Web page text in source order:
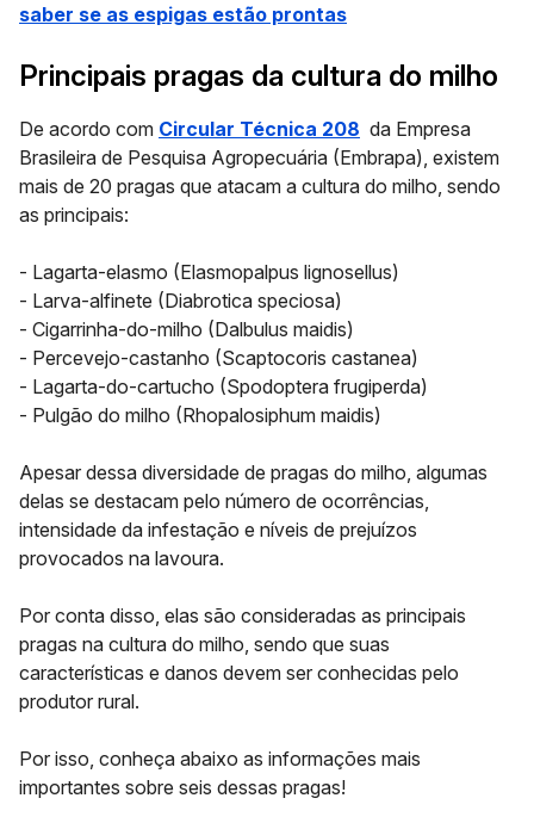
saber se as espigas estão prontas
Principais pragas da cultura do milho
De acordo com Circular Técnica 208 da Empresa
Brasileira de Pesquisa Agropecuária (Embrapa), existem
mais de 20 pragas que atacam a cultura do milho, sendo
as principais:
- Lagarta-elasmo (Elasmopalpus lignosellus)
- Larva-alfinete (Diabrotica speciosa)
- Cigarrinha-do-milho (Dalbulus maidis)
- Percevejo-castanho (Scaptocoris castanea)
- Lagarta-do-cartucho (Spodoptera frugiperda)
- Pulgão do milho (Rhopalosiphum maidis)
Apesar dessa diversidade de pragas do milho, algumas
delas se destacam pelo número de ocorrências,
intensidade da infestação e níveis de prejuízos
provocados na lavoura.
Por conta disso, elas são consideradas as principais
pragas na cultura do milho, sendo que suas
características e danos devem ser conhecidas pelo
produtor rural.
Por isso, conheça abaixo as informações mais
importantes sobre seis dessas pragas!